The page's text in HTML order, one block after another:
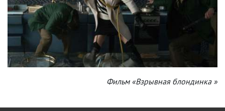
Фильм «Взрывная блондинка »